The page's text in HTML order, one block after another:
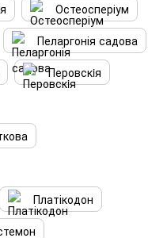
Остеосперіум
Пеларгонія садова
Перовскiя
Платікодон